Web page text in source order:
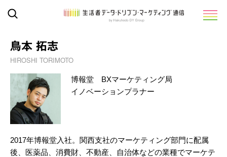
鳥本 拓志
HIROSHI TORIMOTO
博報堂 BXマーケティング局
イノベーションプラナー
2017年博報堂入社。関西支社のマーケティング部門に配属
後、医薬品、消費財、不動産、自治体などの業種でマーケテ